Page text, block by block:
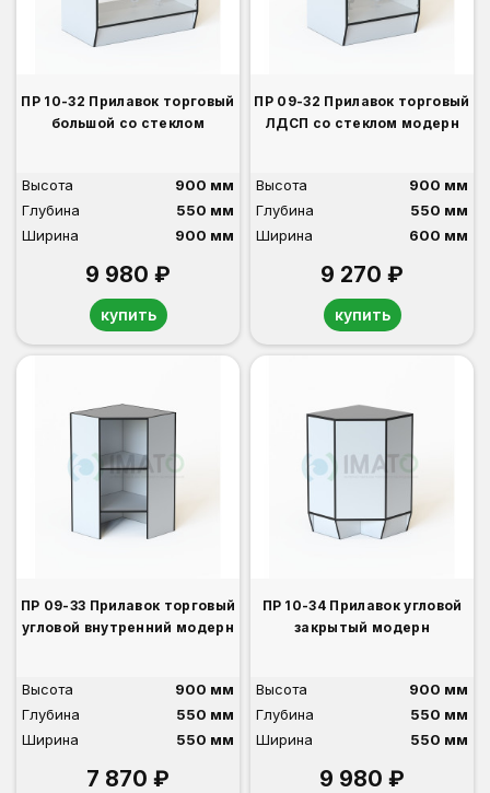
ПР 10-32 Прилавок торговый
большой со стеклом
Высота
900 мм
Глубина
550 мм
Ширина
900 мм
9 980 ₽
купить
ПР 09-32 Прилавок торговый
ЛДСП со стеклом модерн
Высота
900 мм
Глубина
550 мм
Ширина
600 мм
9 270 ₽
купить
ПР 09-33 Прилавок торговый
угловой внутренний модерн
Высота
900 мм
Глубина
550 мм
Ширина
550 мм
7 870 ₽
ПР 10-34 Прилавок угловой
закрытый модерн
Высота
900 мм
Глубина
550 мм
Ширина
550 мм
9 980 ₽